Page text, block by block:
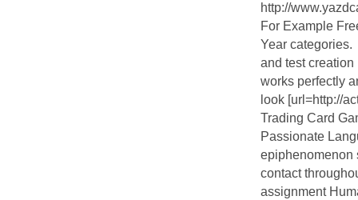
http://
For Example
Year categories.
and test creation
works perfectly
look [url=http://
Trading Card
Passionate
epiphenomenon
contact
assignment